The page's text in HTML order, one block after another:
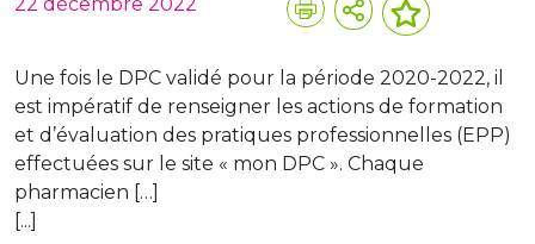
Une fois le DPC validé pour la période 2020-2022, il
est impératif de renseigner les actions de formation
et d’évaluation des pratiques professionnelles (EPP)
effectuées sur le site « mon DPC ». Chaque
pharmacien […]
[...]